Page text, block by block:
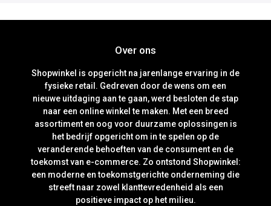
Over ons
Shopwinkel is opgericht na jarenlange ervaring in de
fysieke retail. Gedreven door de wens om een
nieuwe uitdaging aan te gaan, werd besloten de stap
naar een online winkel te maken. Met een breed
assortiment en oog voor duurzame oplossingen is
het bedrijf opgericht om in te spelen op de
veranderende behoeften van de consument en de
toekomst van e-commerce. Zo ontstond Shopwinkel:
een moderne en toekomstgerichte onderneming die
streeft naar zowel klanttevredenheid als een
positieve impact op het milieu.